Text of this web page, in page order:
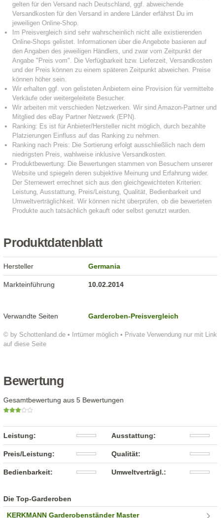
Produktdatenblatt
© by Schottenland.de • Irrtümer möglich • Private Verwendung nur mit Link
auf diese Seite
Hersteller Germania
Markteinführung 10.02.2014
Verwandte Seiten Garderoben-Preisvergleich
Bewertung
Gesamtbewertung aus 5 Bewertungen
Leistung: Ausstattung:
Preis/Leistung: Qualität:
Bedienbarkeit: Umweltverträgl.:
Die Top-Garderoben
KERKMANN Garderobenständer Master